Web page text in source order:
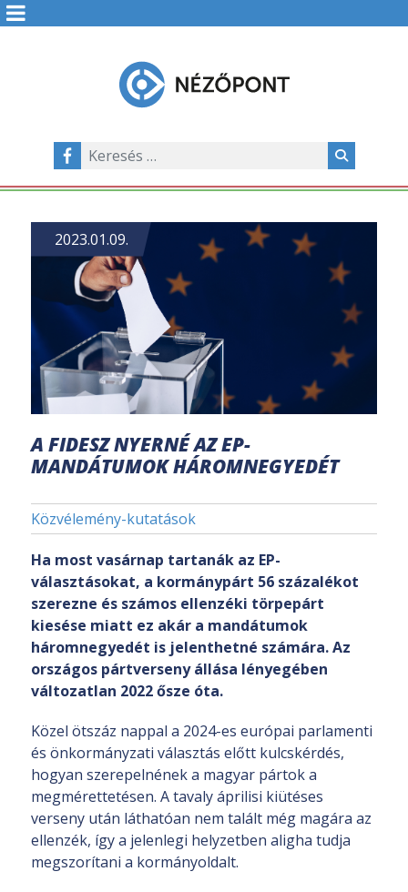
A FIDESZ NYERNÉ AZ EP-
MANDÁTUMOK HÁROMNEGYEDÉT
Közvélemény-kutatások
2023.01.09.
Ha most vasárnap tartanák az EP-
választásokat, a kormánypárt 56 százalékot
szerezne és számos ellenzéki törpepárt
kiesése miatt ez akár a mandátumok
háromnegyedét is jelenthetné számára. Az
országos pártverseny állása lényegében
változatlan 2022 ősze óta.
Közel ötszáz nappal a 2024-es európai parlamenti
és önkormányzati választás előtt kulcskérdés,
hogyan szerepelnének a magyar pártok a
megmérettetésen. A tavaly áprilisi kiütéses
verseny után láthatóan nem talált még magára az
ellenzék, így a jelenlegi helyzetben aligha tudja
megszorítani a kormányoldalt.